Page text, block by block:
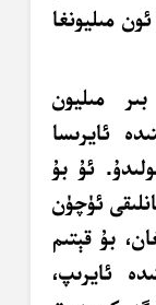
مىليونغا
مىليون
ئايرىسا
ئۇ بۇ
ئۈچۈن
بۇ قېتىم
ئايرىپ،